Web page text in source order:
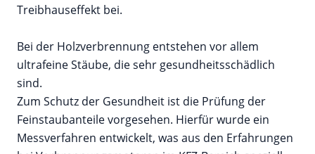
Treibhauseffekt bei.
Bei der Holzverbrennung entstehen vor allem
ultrafeine Stäube, die sehr gesundheitsschädlich
sind.
Zum Schutz der Gesundheit ist die Prüfung der
Feinstaubanteile vorgesehen. Hierfür wurde ein
Messverfahren entwickelt, was aus den Erfahrungen